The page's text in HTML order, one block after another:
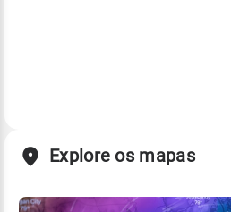
Explore os mapas